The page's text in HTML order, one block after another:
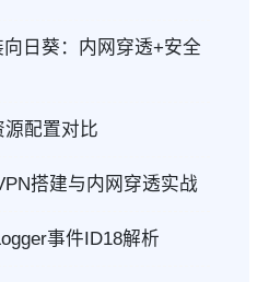
日葵：内网穿透+安全
配置对比
搭建与内网穿透实战
事件ID18解析